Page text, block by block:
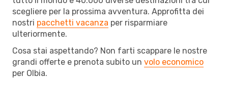
scegliere per la prossima avventura. Approfitta dei
nostri pacchetti vacanza per risparmiare
ulteriormente.
Cosa stai aspettando? Non farti scappare le nostre
grandi offerte e prenota subito un volo economico
per Olbia.